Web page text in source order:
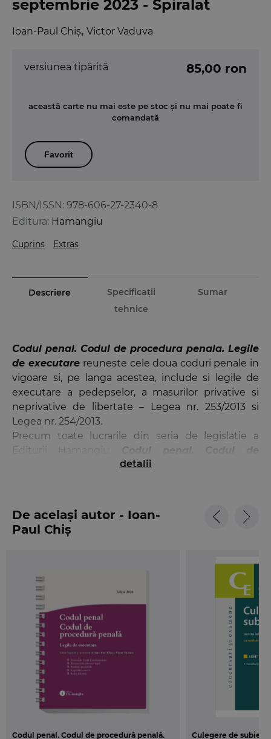
septembrie 2023 - Spiralat
Ioan-Paul Chiș, Victor Vaduva
ISBN/ISSN: 978-606-27-2340-8
Editura: Hamangiu
Cuprins Extras
versiunea tipărită 85,00 ron
această carte nu mai este pe stoc și nu mai poate fi
comandată
Favorit
Descriere
Specificații
tehnice
Sumar
Codul penal. Codul de procedura penala. Legile
de executare reuneste cele doua coduri penale in
vigoare si, pe langa acestea, include si legile de
executare a pedepselor, a masurilor privative si
neprivative de libertate – Legea nr. 253/2013 si
Legea nr. 254/2013.
Precum toate lucrarile din seria de legislatie a
Editurii Hamangiu,
Codul penal. Codul de
procedura penala. Legile de executare
neconstitutionalitatea unor articole din coduri sau
din legile speciale, precum si deciziile de admitere
a recursurilor in interesul legii (RIL) si hotararile
de drept in materie penala pronuntate de Inalta
Curte de Casatie si Justitie in exercitarea
atributiilor exclusive care ii revin privind asigurarea
unei practici judiciare unitare. In acelasi timp, sunt
prezentate sideciziile pronuntate de instanta
suprema prin care au fost interpretate dispozitii
ale Codului penal din 1969, respectiv ale Codului
de procedura penala din 1968
si care isi pastreaza
valabilitatea si in raport de actualele texte de lege.
Pentru cei interesati de istoricul textelor de lege,
acolo unde este cazul, la finalul articolelor veti
detalii
De același autor - Ioan-
Paul Chiș
Codul penal. Codul de procedură penală. Culegere de